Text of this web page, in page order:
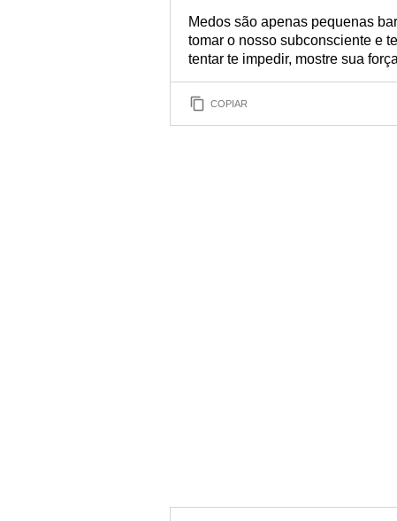
Medos são apenas pequenas
tomar o nosso subconsciente e
tentar te impedir, mostre sua
COPIAR